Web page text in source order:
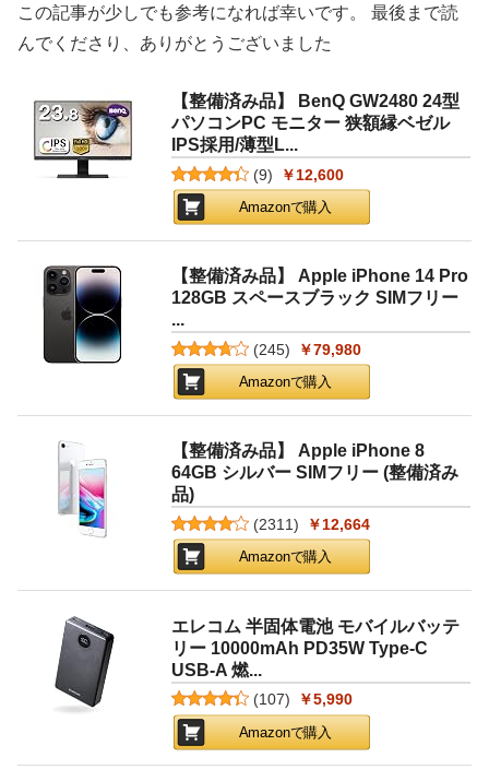
この記事が少しでも参考になれば幸いです。 最後まで読
んでくださり、ありがとうございました
【整備済み品】 BenQ GW2480 24型
パソコンPC モニター 狭額縁ベゼル
IPS採用/薄型L...
(9) ￥12,600
Amazonで購入
【整備済み品】 Apple iPhone 14 Pro
128GB スペースブラック SIMフリー
...
(245) ￥79,980
Amazonで購入
【整備済み品】 Apple iPhone 8
64GB シルバー SIMフリー (整備済み
品)
(2311) ￥12,664
Amazonで購入
エレコム 半固体電池 モバイルバッテ
リー 10000mAh PD35W Type-C
USB-A 燃...
(107) ￥5,990
Amazonで購入